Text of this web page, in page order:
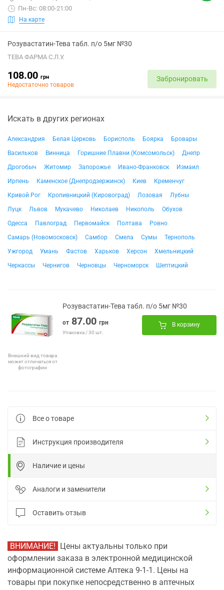
Пн-Вс: 08:00-21:00
На карте
Розувастатин-Тева табл. п/о 5мг №30
ТЕВА ФАРМА С.Л.У.
108.00 грн
Недостаточно товаров
Забронировать
Искать в других регионах
Александрия Белая Церковь Борисполь Боярка
Бровары
Васильков
Винница Горишние Плавни (Комсомольск)
Днепр
Дрогобыч
Житомир Запорожье Ивано-Франковск
Измаил
Ирпень
Каменское (Днепродзержинск) Киев
Кременчуг
Кривой Рог
Кропивницкий (Кировоград) Лозовая
Лубны
Луцк
Львов Мукачево Николаев Никополь
Обухов
Одесса
Павлоград Первомайск Полтава
Ровно
Самарь (Новомосковск)
Самбор Смела Сумы
Тернополь
Ужгород
Умань Фастов Харьков Херсон
Хмельницкий
Черкассы
Чернигов Черновцы Черноморск Шептицкий
Внешний вид товара
может отличаться от
фотографии
Розувастатин-Тева табл. п/о 5мг №30
от 87.00 грн
Упаковка / 30 шт.
В корзину
Все о товаре
Инструкция производителя
Наличие и цены
Аналоги и заменители
Оставить отзыв
ВНИМАНИЕ! Цены актуальны только при
оформлении заказа в электронной медицинской
информационной системе Аптека 9-1-1. Цены на
товары при покупке непосредственно в аптечных